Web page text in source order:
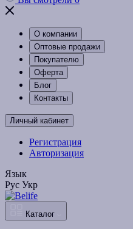
О компании
Оптовые продажи
Покупателю
Оферта
Блог
Контакты
Личный кабинет
Регистрация
Авторизация
Язык
Рус Укр
Каталог